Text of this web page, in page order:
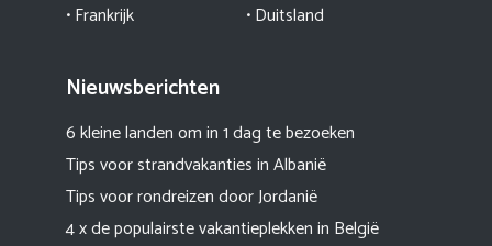
• Frankrijk
• Duitsland
Nieuwsberichten
6 kleine landen om in 1 dag te bezoeken
Tips voor strandvakanties in Albanië
Tips voor rondreizen door Jordanië
4 x de populairste vakantieplekken in België